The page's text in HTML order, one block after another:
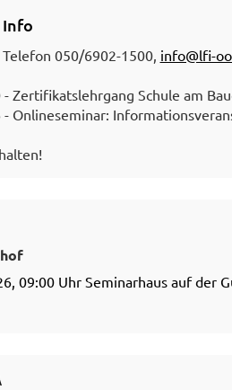
050/6902-1500, info@lfi-
Zertifikatslehrgang Schule am
Onlineseminar:
09:00 Uhr Seminarhaus auf der